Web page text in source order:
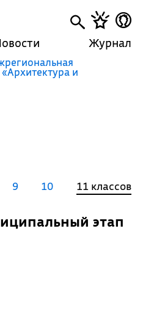
Журнал
и
9 10 11 классов
этап